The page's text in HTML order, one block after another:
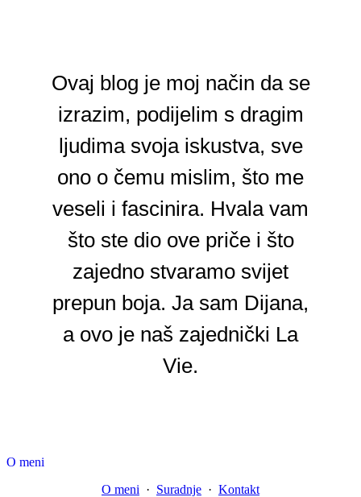
Ovaj blog je moj način da se
izrazim, podijelim s dragim
ljudima svoja iskustva, sve
ono o čemu mislim, što me
veseli i fascinira. Hvala vam
što ste dio ove priče i što
zajedno stvaramo svijet
prepun boja. Ja sam Dijana,
a ovo je naš zajednički La
Vie.
O meni
O meni · Suradnje · Kontakt